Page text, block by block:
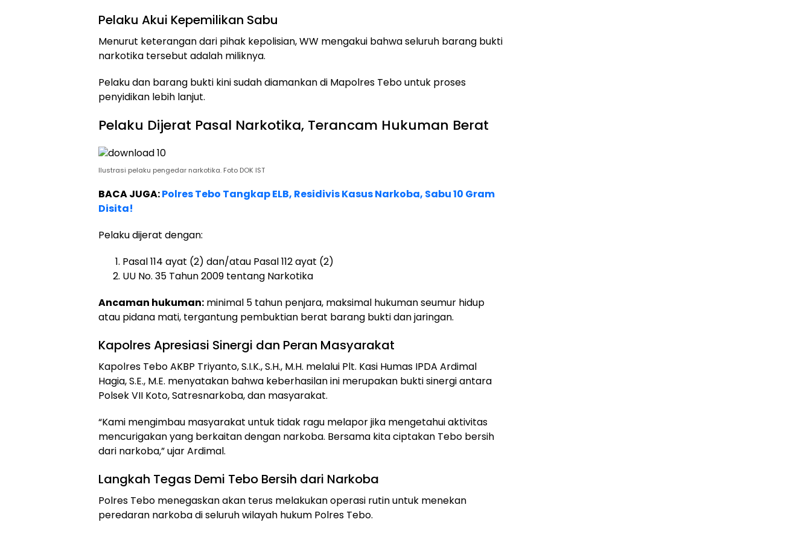
Pelaku Akui Kepemilikan Sabu
Menurut keterangan dari pihak kepolisian, WW mengakui bahwa seluruh barang bukti
narkotika tersebut adalah miliknya.
Pelaku dan barang bukti kini sudah diamankan di Mapolres Tebo untuk proses
penyidikan lebih lanjut.
Pelaku Dijerat Pasal Narkotika, Terancam Hukuman Berat
Ilustrasi pelaku pengedar narkotika. Foto DOK IST
BACA JUGA:Polres Tebo Tangkap ELB, Residivis Kasus Narkoba, Sabu 10 Gram
Disita!
Pelaku dijerat dengan:
Pasal 114 ayat (2) dan/atau Pasal 112 ayat (2)
UU No. 35 Tahun 2009 tentang Narkotika
Ancaman hukuman: minimal 5 tahun penjara, maksimal hukuman seumur hidup
atau pidana mati, tergantung pembuktian berat barang bukti dan jaringan.
Kapolres Apresiasi Sinergi dan Peran Masyarakat
Kapolres Tebo AKBP Triyanto, S.I.K., S.H., M.H. melalui Plt. Kasi Humas IPDA Ardimal
Hagia, S.E., M.E. menyatakan bahwa keberhasilan ini merupakan bukti sinergi antara
Polsek VII Koto, Satresnarkoba, dan masyarakat.
“Kami mengimbau masyarakat untuk tidak ragu melapor jika mengetahui aktivitas
mencurigakan yang berkaitan dengan narkoba. Bersama kita ciptakan Tebo bersih
dari narkoba,” ujar Ardimal.
Langkah Tegas Demi Tebo Bersih dari Narkoba
Polres Tebo menegaskan akan terus melakukan operasi rutin untuk menekan
peredaran narkoba di seluruh wilayah hukum Polres Tebo.